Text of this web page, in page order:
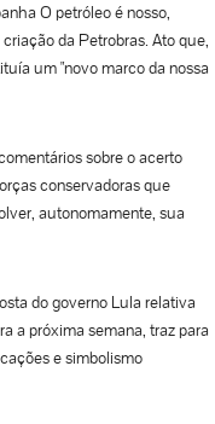
O petróleo é nosso,
da Petrobras. Ato que,
um "novo marco da nossa
sobre o acerto
conservadoras que
autonomamente, sua
do governo Lula relativa
a próxima semana, traz para
e simbolismo